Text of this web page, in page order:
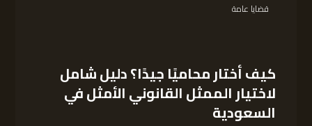
قضايا عامة
كيف أختار محاميًا جيدًا؟ دليل شامل
لاختيار الممثل القانوني الأمثل في
السعودية